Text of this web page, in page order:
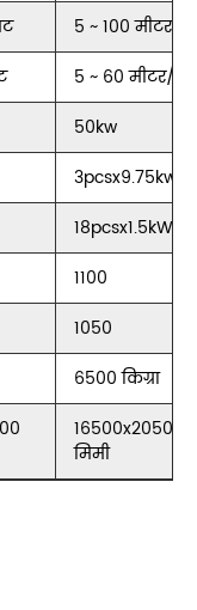
5 ~ 100 मीटर/
5 ~ 60 मीटर/
50kw
3pcsx9.75kw
18pcsx1.5kW
1100
1050
6500 किग्रा
मिमी